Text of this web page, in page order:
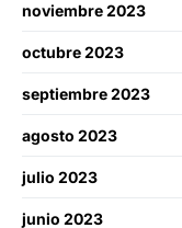
noviembre 2023
octubre 2023
septiembre 2023
agosto 2023
julio 2023
junio 2023